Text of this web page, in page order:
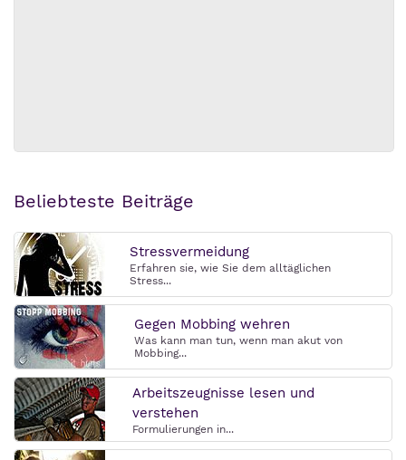
Beliebteste Beiträge
Stressvermeidung
Erfahren sie, wie Sie dem alltäglichen
Stress...
Gegen Mobbing wehren
Was kann man tun, wenn man akut von
Mobbing...
Arbeitszeugnisse lesen und
verstehen
Formulierungen in...